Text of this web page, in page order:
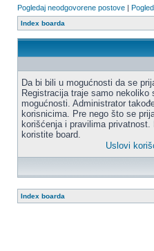
Pogledaj neodgovorene postove |
Index boarda
Da bi bili u mogućnosti da se
Registracija traje samo
mogućnosti. Administrator
korisnicima. Pre nego što se
korišćenja i pravilima
koristite board.
Uslovi
Index boarda